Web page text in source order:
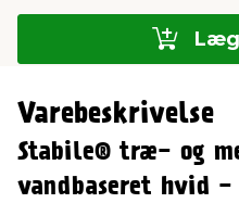
Varebeskrivelse
Stabile® træ- og
vandbaseret hvid